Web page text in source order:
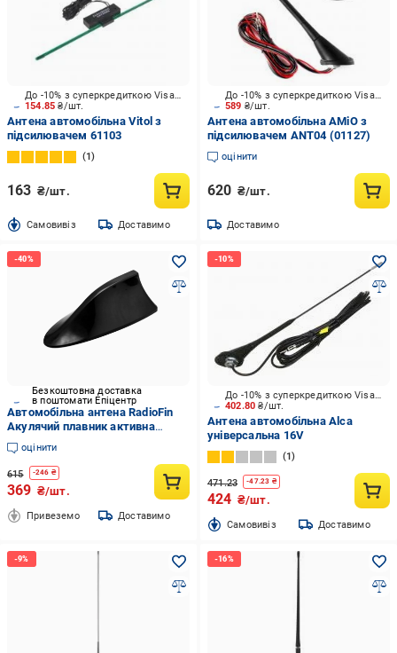
154.85₴/шт.
До -10% з суперкредиткою Visa Вигода
Антена автомобільна Vitol з
підсилювачем 61103
1
163 ₴/шт.
Cамовивіз Доставимо
589 ₴/шт.
До -10% з суперкредиткою Visa Вигода
Антена автомобільна AMiO з
пiдсилювачем ANT04 (01127)
оцінити
620 ₴/шт.
Доставимо
Безкоштовна доставка
в поштомати Епіцентр
Автомобільна антена RadioFin
Акулячий плавник активна
Чорний (710)
оцінити
615 -246 ₴
369 ₴/шт.
Привеземо Доставимо
402.80₴/шт.
До -10% з суперкредиткою Visa Вигода
Антена автомобільна Alca
універсальна 16V
1
471.23 -47.23 ₴
424 ₴/шт.
Cамовивіз Доставимо